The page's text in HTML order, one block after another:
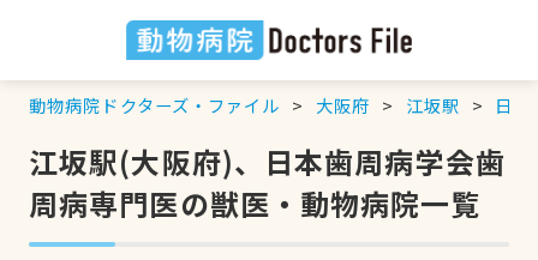
動物病院ドクターズ・ファイル 大阪府 江坂駅 日本
江坂駅(大阪府)、日本歯周病学会歯
周病専門医の獣医・動物病院一覧